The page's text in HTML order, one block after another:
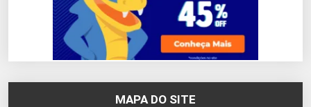
MAPA DO SITE